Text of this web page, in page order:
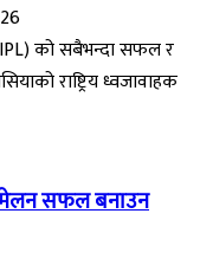
(IPL) को सबैभन्दा सफल र
राष्ट्रिय ध्वजावाहक
सफल बनाउन